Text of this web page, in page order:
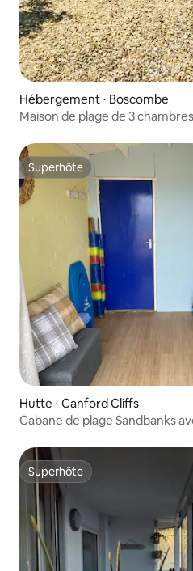
Hébergement ⋅ Boscombe
Maison de plage de 3
Superhôte
Superhôte
Hutte ⋅ Canford Cliffs
Cabane de plage Sandbanks
Superhôte
Superhôte